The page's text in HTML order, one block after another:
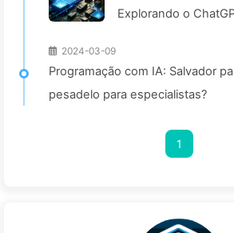
Explorando o
2024-03-09
Programação com IA: Salvador
pesadelo para especialistas?
1